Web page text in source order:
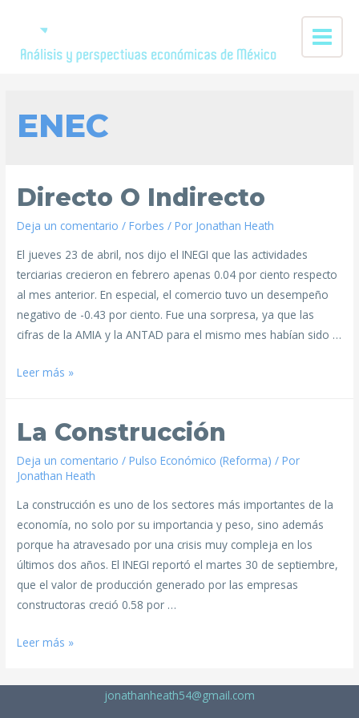
ENEC
Directo O Indirecto
Deja un comentario /Forbes / Por Jonathan Heath
El jueves 23 de abril, nos dijo el INEGI que las actividades
terciarias crecieron en febrero apenas 0.04 por ciento respecto
al mes anterior. En especial, el comercio tuvo un desempeño
negativo de -0.43 por ciento. Fue una sorpresa, ya que las
cifras de la AMIA y la ANTAD para el mismo mes habían sido …
Leer más »
La Construcción
Deja un comentario /Pulso Económico (Reforma) / Por
Jonathan Heath
La construcción es uno de los sectores más importantes de la
economía, no solo por su importancia y peso, sino además
porque ha atravesado por una crisis muy compleja en los
últimos dos años. El INEGI reportó el martes 30 de septiembre,
que el valor de producción generado por las empresas
constructoras creció 0.58 por …
Leer más »
jonathanheath54@gmail.com